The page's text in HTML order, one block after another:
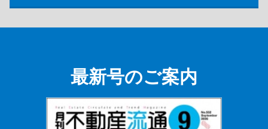
最新号のご案内